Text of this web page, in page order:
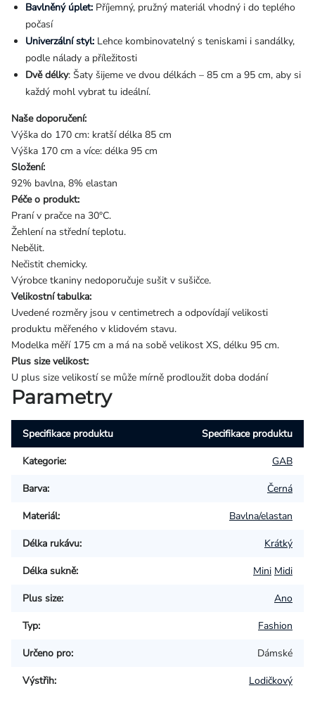
Bavlněný úplet: Příjemný, pružný materiál vhodný i do teplého
počasí
Univerzální styl: Lehce kombinovatelný s teniskami i sandálky,
podle nálady a příležitosti
Dvě délky: Šaty šijeme ve dvou délkách – 85 cm a 95 cm, aby si
každý mohl vybrat tu ideální.
Naše doporučení:
Výška do 170 cm: kratší délka 85 cm
Výška 170 cm a více: délka 95 cm
Složení:
92% bavlna, 8% elastan
Péče o produkt:
Praní v pračce na 30°C.
Žehlení na střední teplotu.
Nebělit.
Nečistit chemicky.
Výrobce tkaniny nedoporučuje sušit v sušičce.
Velikostní tabulka:
Uvedené rozměry jsou v centimetrech a odpovídají velikosti
produktu měřeného v klidovém stavu.
Modelka měří 175 cm a má na sobě velikost XS, délku 95 cm.
Plus size velikost:
U plus size velikostí se může mírně prodloužit doba dodání
Parametry
Specifikace produktu Specifikace produktu
Kategorie: GAB
Barva: Černá
Materiál: Bavlna/elastan
Délka rukávu: Krátký
Délka sukně: Mini Midi
Plus size: Ano
Typ: Fashion
Určeno pro: Dámské
Výstřih: Lodičkový